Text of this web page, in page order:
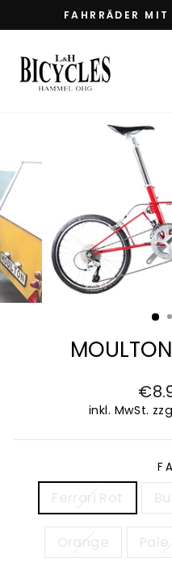
zum
FAHRRÄDER
Preis
inkl. MwSt.
Ferrari Rot
Orange